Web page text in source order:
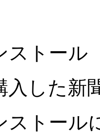
ストール
入した新
ストール